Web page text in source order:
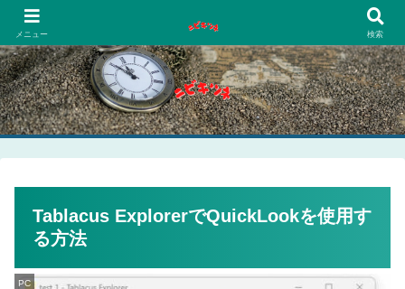
Tablacus ExplorerでQuickLookを使用す
る方法
PC
メニュー 検索